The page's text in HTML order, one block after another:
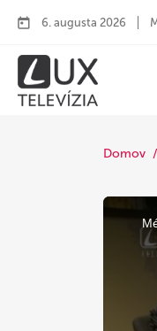
6. augusta 2026
Domov
This